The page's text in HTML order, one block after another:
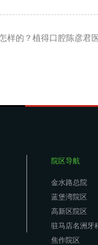
样的？植得口腔陈彦君
院区导航
金水路总院
蓝堡湾院区
高新区院区
驻马店名洲牙
焦作院区